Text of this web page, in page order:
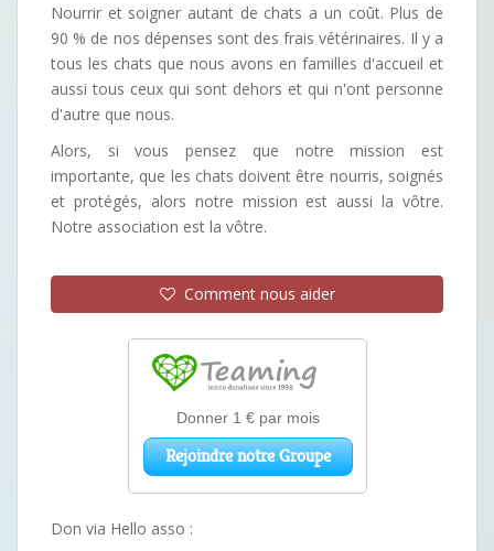
Nourrir et soigner autant de chats a un coût. Plus de
90 % de nos dépenses sont des frais vétérinaires. Il y a
tous les chats que nous avons en familles d'accueil et
aussi tous ceux qui sont dehors et qui n'ont personne
d'autre que nous.
Alors, si vous pensez que notre mission est
importante, que les chats doivent être nourris, soignés
et protégés, alors notre mission est aussi la vôtre.
Notre association est la vôtre.
Comment nous aider
Don via Hello asso :